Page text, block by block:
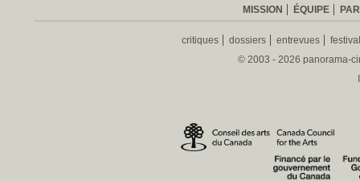
MISSION ÉQUIPE
critiques dossiers entrevues
© 2003 - 2026 panorama-